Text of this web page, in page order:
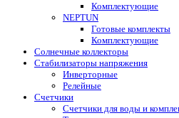
Комплектующие
NEPTUN
Готовые комплекты
Комплектующие
Солнечные коллекторы
Стабилизаторы напряжения
Инверторные
Релейные
Счетчики
Счетчики для воды и